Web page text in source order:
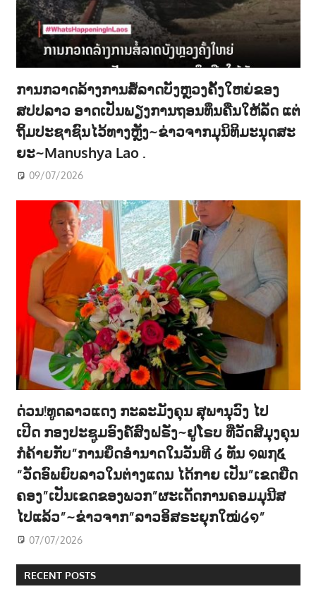
ການກວາດລ້າງການສໍ້ລາດບັງຫຼວງຄັ້ງໃຫຍ່ຂອງ
ສປປລາວ ອາດເປັນພຽງການຖອນທຶນຄືນໃຫ້ລັດ ແຕ່
ຖິ້ມປະຊາຊົນໄວ້ທາງຫຼັງ~ຂ່າວຈາກມຸນິທິມະນຸດສະ
ຍະ~Manushya Lao .
09/07/2026
ດ່ວນ!ທູດລາວແດງ ກະລະມັງຄຸນ ສຸພານຸວົງ ໄປ
ເປີດ ກອງປະຊູມອົງຄ໌ສົງຝຣັ່ງ~ຢູໂຣບ ທີ່ວັດສີມຸງຄຸນ
ກໍຄ້າຍກັບ”ການຍຶດອຳນາດໃນວັນທີ ໒ ທັນ ໑໙໗໕
“ວັດອົພຍົບລາວໃນຕ່າງແດນ ໄດ້ກາຍ ເປັນ”ເຂດຍືດ
ຄອງ”ເປັນເຂດຂອງພວກ”ຜະເດັດການຄອມມຸນີສ
ໄປແລ້ວ”~ຂ່າວຈາກ”ລາວອິສຣະຍຸກໃໝ່໒໑”
07/07/2026
RECENT POSTS